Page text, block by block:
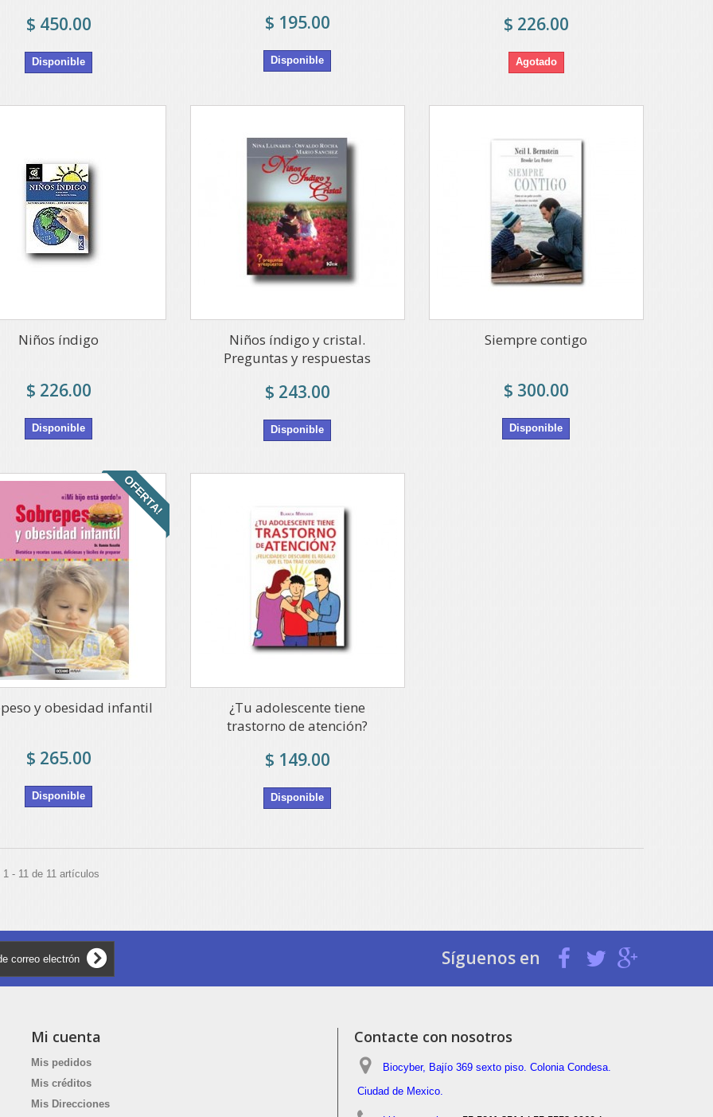
$ 450.00
Disponible
$ 195.00
Disponible
$ 226.00
Agotado
Niños índigo
$ 226.00
Disponible
Niños índigo y cristal.
Preguntas y respuestas
$ 243.00
Disponible
Siempre contigo
$ 300.00
Disponible
OFERTA!
y obesidad infantil
$ 265.00
Disponible
¿Tu adolescente tiene
trastorno de atención?
$ 149.00
Disponible
- 11 de 11 artículos
Síguenos en
Mi cuenta
Mis pedidos
Mis créditos
Mis Direcciones
Contacte con nosotros
Biocyber, Bajío 369 sexto piso. Colonia Condesa.
Ciudad de Mexico.